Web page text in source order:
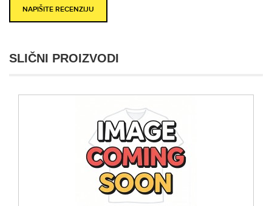
NAPIŠITE RECENZIJU
SLIČNI PROIZVODI